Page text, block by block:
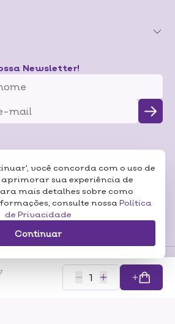
você concorda com o uso de
aprimorar sua experiência de
mais detalhes sobre como
consulte nossa Política
de Privacidade
Continuar
Newsletter!